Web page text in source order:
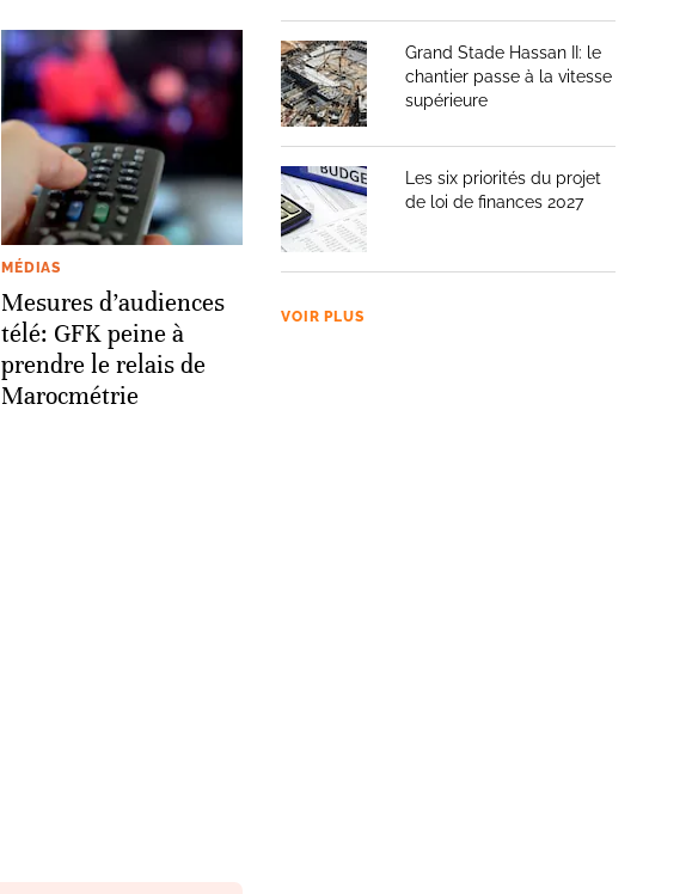
MÉDIAS
Mesures d’audiences
télé: GFK peine à
prendre le relais de
Marocmétrie
Grand Stade Hassan II: le
chantier passe à la vitesse
supérieure
Les six priorités du projet
de loi de finances 2027
VOIR PLUS